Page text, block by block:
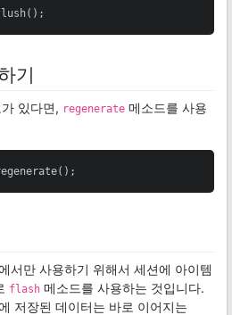
기
있다면, regenerate 메소드를 사용
서만 사용하기 위해서 세션에 아이템
flash 메소드를 사용하는 것입니다.
저장된 데이터는 바로 이어지는